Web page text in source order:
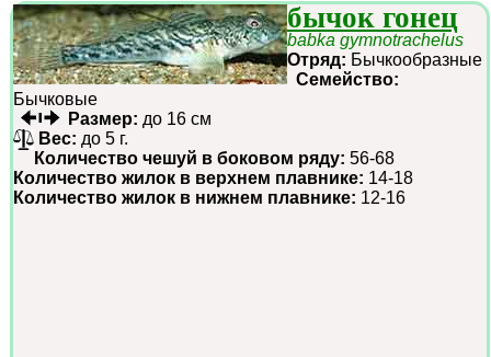
бычок гонец
babka gymnotrachelus
Отряд: Бычкообразные
Семейство:
Бычковые
Размер: до 16 см
Вес: до 5 г.
Количество чешуй в боковом ряду: 56-68
Количество жилок в верхнем плавнике: 14-18
Количество жилок в нижнем плавнике: 12-16